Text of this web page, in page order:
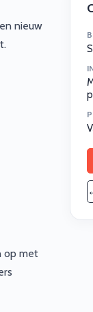
nieuw
op met